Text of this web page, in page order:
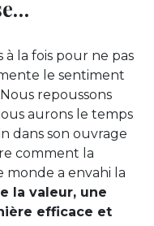
à la fois pour ne pas
le sentiment
repoussons
aurons le temps
dans son ouvrage
comment la
a envahi la
la valeur, une
efficace et